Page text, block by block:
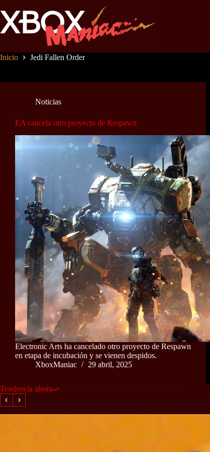
al
contenido
Inicio Jedi Fallen Order
Noticias
EA cancela otro proyecto de Respawn
Electronic Arts ha cancelado otro proyecto de Respawn
en etapa de incubación y se vienen despidos.
XboxManiac
29 abril, 2025
Tendencia ahora